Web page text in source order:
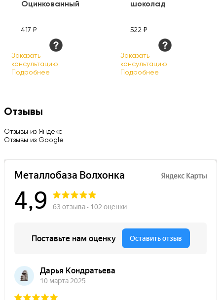
Оцинкованный
417 ₽
Заказать
консультацию
Подробнее
шоколад
522 ₽
Заказать
консультацию
Подробнее
Отзывы
Отзывы из Яндекс
Отзывы из Google